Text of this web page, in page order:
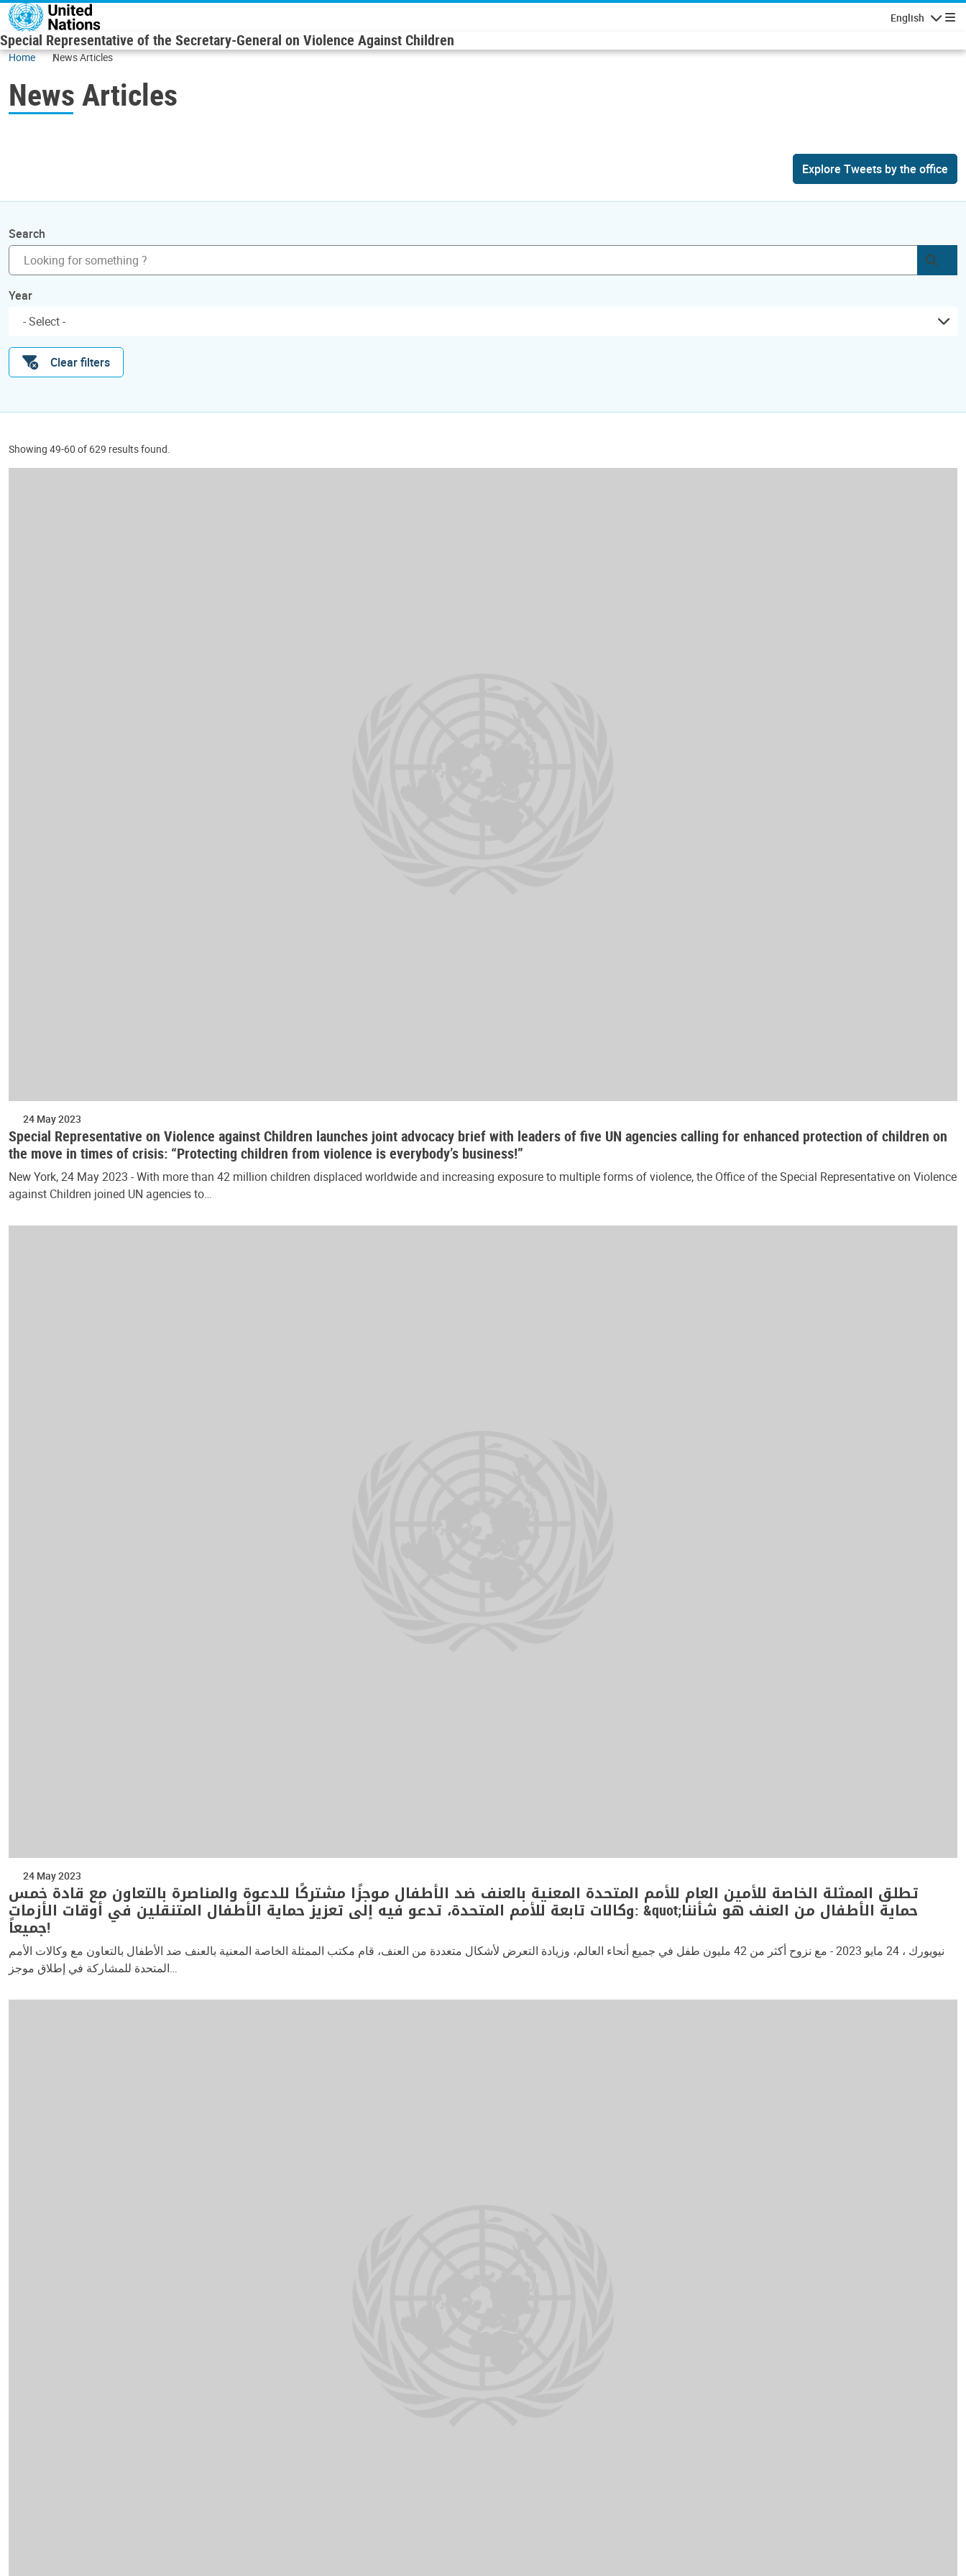
Skip to main content
English
Special Representative of the Secretary-General on Violence Against Children
Home News Articles
News Articles
Explore Tweets by the office
Search
Year
Clear filters
Showing 49-60 of 629 results found.
24 May 2023
Special Representative on Violence against Children launches joint advocacy brief with leaders of five UN agencies calling for enhanced protection of children on
the move in times of crisis: “Protecting children from violence is everybody’s business!”
New York, 24 May 2023 - With more than 42 million children displaced worldwide and increasing exposure to multiple forms of violence, the Office of the Special Representative on Violence
against Children joined UN agencies to…
24 May 2023
تطلق الممثلة الخاصة للأمين العام للأمم المتحدة المعنية بالعنف ضد الأطفال موجزًا مشتركًا للدعوة والمناصرة بالتعاون مع قادة خمس
وكالات تابعة للأمم المتحدة، تدعو فيه إلى تعزيز حماية الأطفال المتنقلين في أوقات الأزمات: &quot;حماية الأطفال من العنف هو شأننا
جميعاً!
نيويورك ، 24 مايو 2023 - مع نزوح أكثر من 42 مليون طفل في جميع أنحاء العالم، وزيادة التعرض لأشكال متعددة من العنف، قام مكتب الممثلة الخاصة المعنية بالعنف ضد الأطفال بالتعاون مع وكالات الأمم
المتحدة للمشاركة في إطلاق موجز…